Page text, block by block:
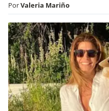
PorValeria Mariño